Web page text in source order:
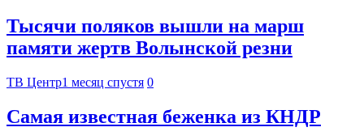
Тысячи поляков вышли на марш
памяти жертв Волынской резни
ТВ Центр1 месяц спустя 0
Самая известная беженка из КНДР